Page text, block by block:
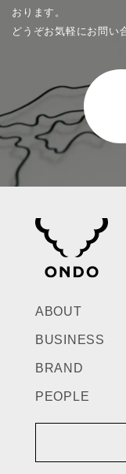
おります。
どうぞお気軽にお問い
ABOUT
BUSINESS
BRAND
PEOPLE